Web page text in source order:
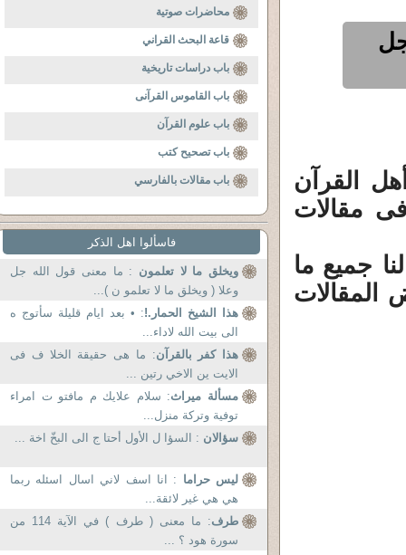
القرآن
مقالات
جميع ما
المقالات
محاضرات صوتية
قاعة البحث القراني
باب دراسات تاريخية
باب القاموس القرآنى
باب علوم القرآن
باب تصحيح كتب
باب مقالات بالفارسي
فاسألوا اهل الذكر
ويخلق ما لا تعلمون : ما معنى قول الله جل
وعلا ( ويخلق ما لا تعلمو ن )...
هذا الشيخ الحمار.!: • بعد ايام قليلة سأتوج ه
الى بيت الله لاداء...
هذا كفر بالقرآن: ما هى حقيقة الخلا ف فى
الايت ين الاخي رتين ...
مسألة ميراث: سلام علايك م مافتو ت امراء
توفية وتركة منزل...
سؤالان : السؤا ل الأول أحتا ج الى البخّ اخة ...
ليس حراما : انا اسف لاني اسال اسئله ربما
هي هي غير لائقة...
طرف
: ما معنى ( طرف ) في الآية 114 من
سورة هود ؟ ...